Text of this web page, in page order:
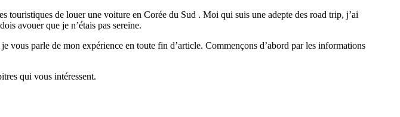
de louer une voiture en Corée du Sud . Moi qui suis une adepte des road trip, j’ai
avouer que je n’étais pas sereine.
vous parle de mon expérience en toute fin d’article. Commençons d’abord par les informations
qui vous intéressent.